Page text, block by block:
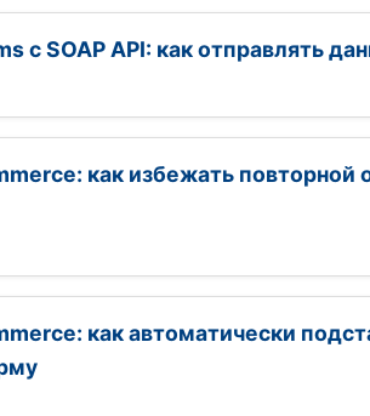
с SOAP API: как отправлять
как избежать
как автоматически